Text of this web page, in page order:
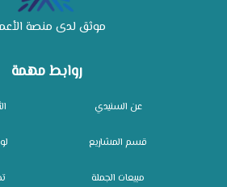
روابط مهمة
عن السنيدي
قسم المشاريع
مبيعات الجملة
موثق لدى منصة